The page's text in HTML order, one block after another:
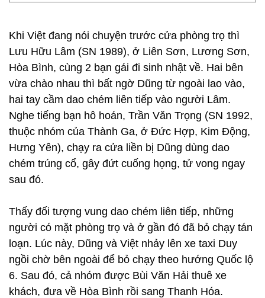
Khi Việt đang nói chuyện trước cửa phòng trọ thì
Lưu Hữu Lâm (SN 1989), ở Liên Sơn, Lương Sơn,
Hòa Bình, cùng 2 bạn gái đi sinh nhật về. Hai bên
vừa chào nhau thì bất ngờ Dũng từ ngoài lao vào,
hai tay cầm dao chém liên tiếp vào người Lâm.
Nghe tiếng bạn hô hoán, Trần Văn Trọng (SN 1992,
thuộc nhóm của Thành Ga, ở Đức Hợp, Kim Động,
Hưng Yên), chạy ra cửa liền bị Dũng dùng dao
chém trúng cổ, gây đứt cuống họng, tử vong ngay
sau đó.
Thấy đối tượng vung dao chém liên tiếp, những
người có mặt phòng trọ và ở gần đó đã bỏ chạy tán
loạn. Lúc này, Dũng và Việt nhảy lên xe taxi Duy
ngồi chờ bên ngoài để bỏ chạy theo hướng Quốc lộ
6. Sau đó, cả nhóm được Bùi Văn Hải thuê xe
khách, đưa về Hòa Bình rồi sang Thanh Hóa.